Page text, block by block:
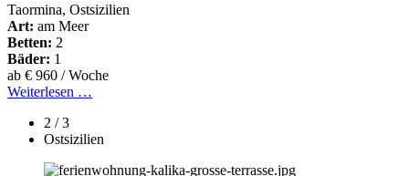
Taormina, Ostsizilien
Art: am Meer
Betten: 2
Bäder: 1
ab € 960 / Woche
Weiterlesen …
2 / 3
Ostsizilien